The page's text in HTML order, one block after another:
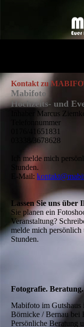
Kontakt zu
Mabifoto
Hochzeits- und
Inhaber Marcus
Telefonnummer
0176/41651831
03338/3678628
Ich melde mich
Stunden.
E-Mail:
Lassen Sie uns über
Sie planen ein
Veranstaltung?
melde mich
Stunden.
Fotografie.
Mabifoto im Gutshaus
Börnicke / Bernau bei
Persönliche Beratung